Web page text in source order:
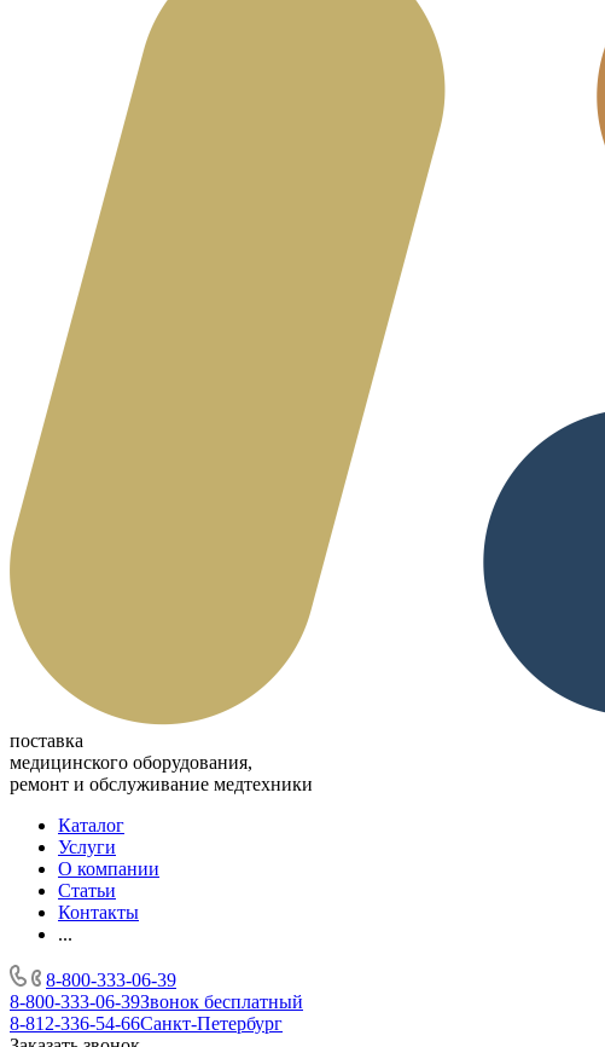
поставка
медицинского оборудования,
ремонт и обслуживание медтехники
Каталог
Услуги
О компании
Статьи
Контакты
...
8-800-333-06-39
8-800-333-06-39Звонок бесплатный
8-812-336-54-66Санкт-Петербург